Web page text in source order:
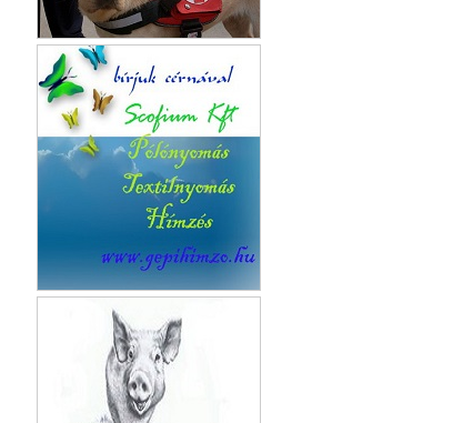
Autókölcsönzés
Székesfehérvár
Patakparti Vendégház